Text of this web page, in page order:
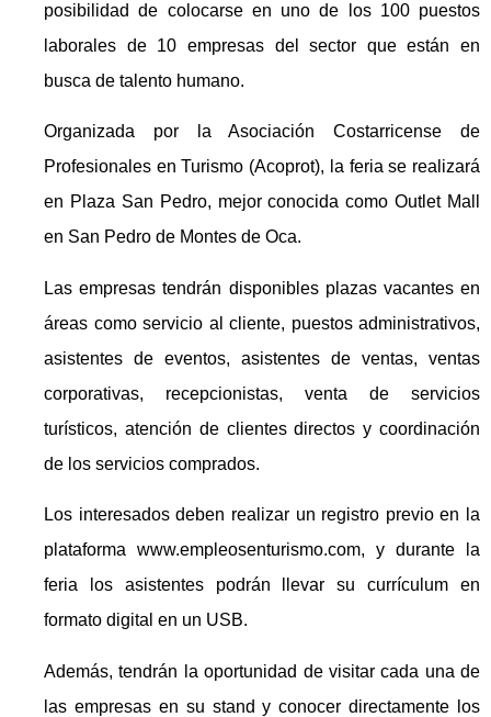
posibilidad de colocarse en uno de los 100 puestos
laborales de 10 empresas del sector que están en
busca de talento humano.
Organizada por la Asociación Costarricense de
Profesionales en Turismo (Acoprot), la feria se realizará
en Plaza San Pedro, mejor conocida como Outlet Mall
en San Pedro de Montes de Oca.
Las empresas tendrán disponibles plazas vacantes en
áreas como servicio al cliente, puestos administrativos,
asistentes de eventos, asistentes de ventas, ventas
corporativas, recepcionistas, venta de servicios
turísticos, atención de clientes directos y coordinación
de los servicios comprados.
Los interesados deben realizar un registro previo en la
plataforma www.empleosenturismo.com, y durante la
feria los asistentes podrán llevar su currículum en
formato digital en un USB.
Además, tendrán la oportunidad de visitar cada una de
las empresas en su stand y conocer directamente los